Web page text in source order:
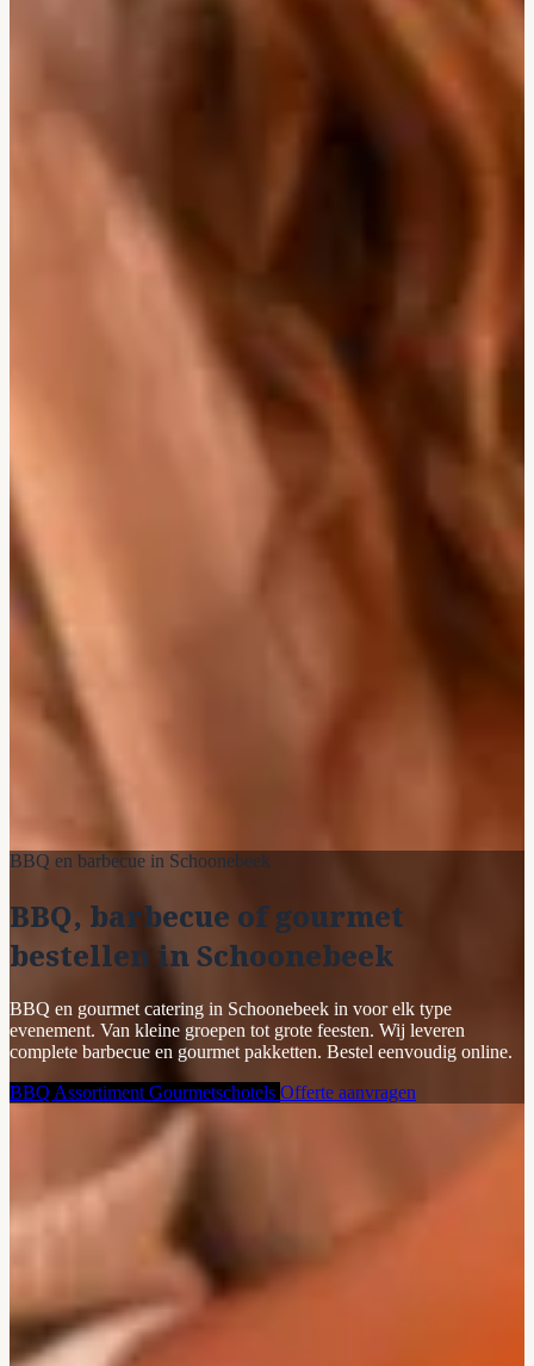
BBQ en barbecue in Schoonebeek
BBQ, barbecue of gourmet
bestellen in Schoonebeek
BBQ en gourmet catering in Schoonebeek in voor elk type
evenement. Van kleine groepen tot grote feesten. Wij leveren
complete barbecue en gourmet pakketten. Bestel eenvoudig online.
BBQ Assortiment Gourmetschotels Offerte aanvragen